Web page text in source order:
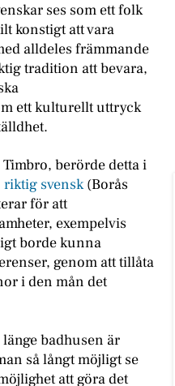
ses som ett folk
konstigt att vara
alldeles främmande
tradition att bevara,
ett kulturellt uttryck
berörde detta i
riktig svensk(Borås
för att
exempelvis
borde kunna
genom att tillåta
i den mån det
badhusen är
så långt möjligt se
att göra det